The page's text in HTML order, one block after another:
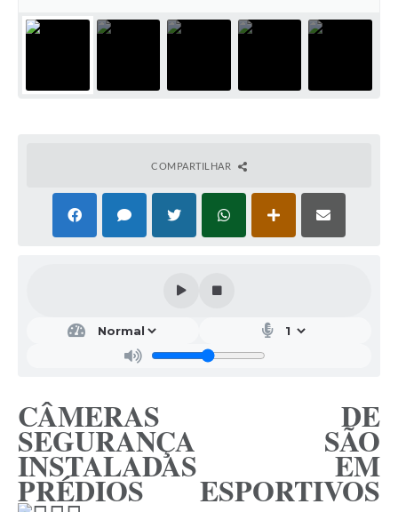
COMPARTILHAR
CÂMERAS DE
SEGURANÇA SÃO
INSTALADAS EM
PRÉDIOS ESPORTIVOS